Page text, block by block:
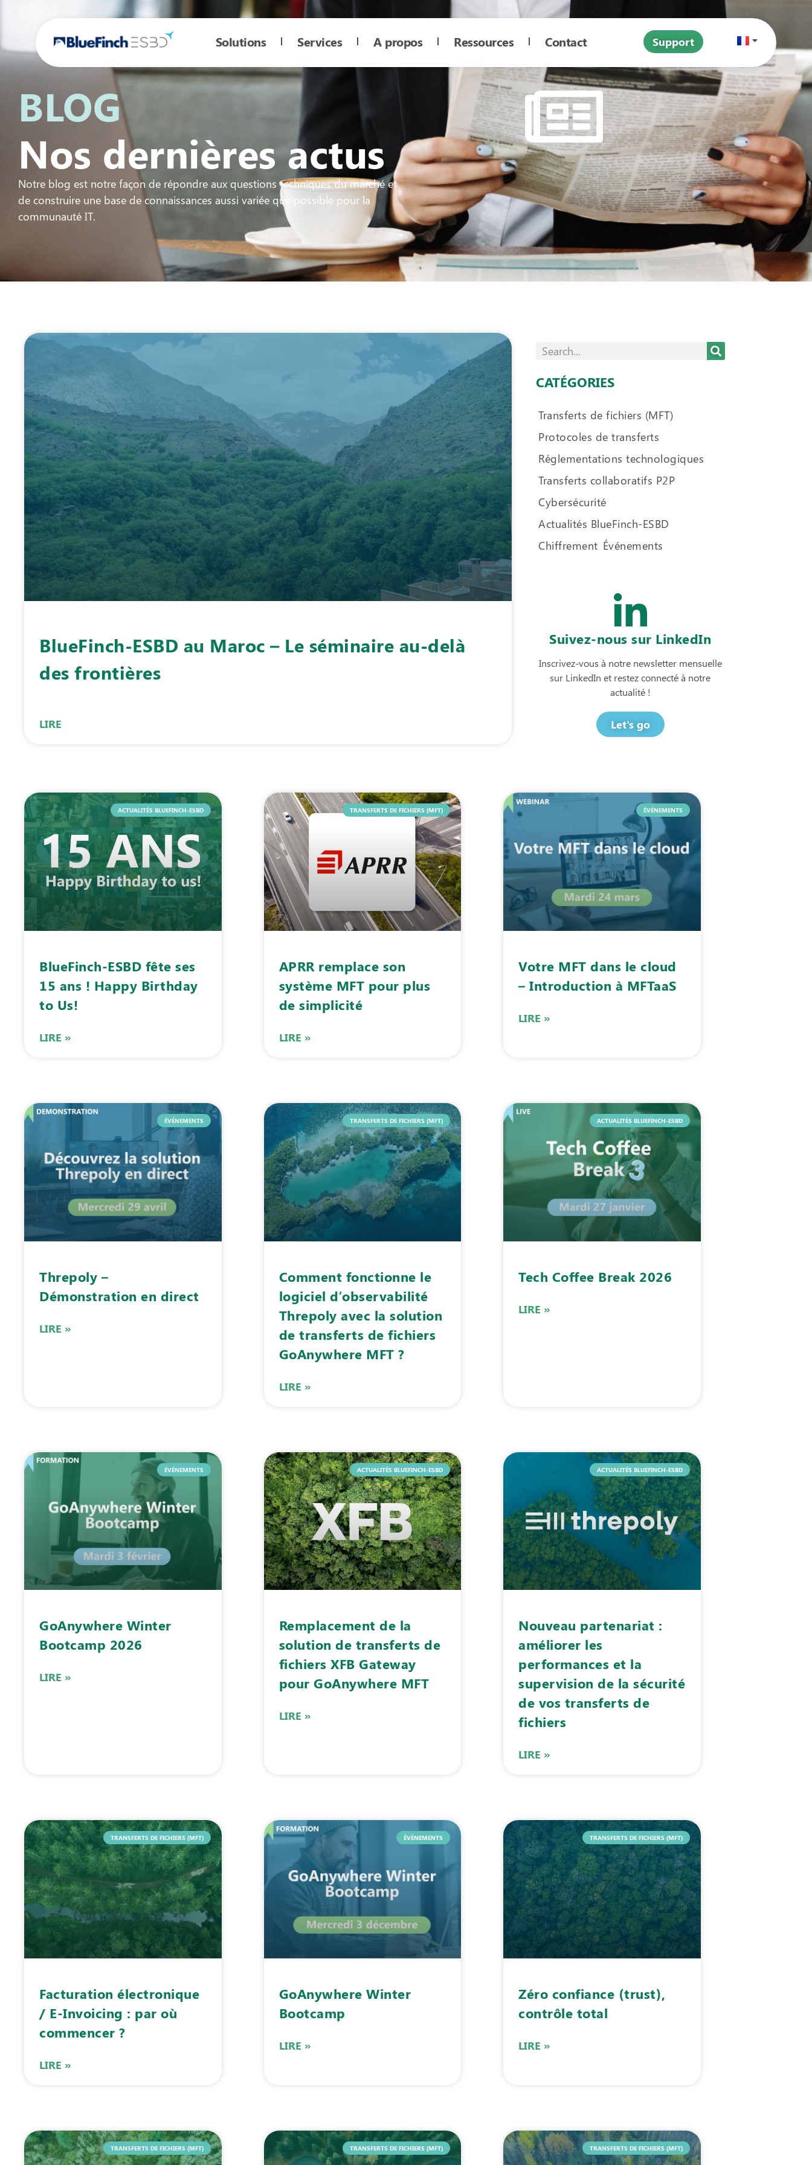
Solutions Services A propos Ressources Contact Support
BLOG
Nos dernières actus
Notre blog est notre façon de répondre aux questions techniques du marché et
de construire une base de connaissances aussi variée que possible pour la
communauté IT.
BlueFinch-ESBD au Maroc – Le séminaire au-delà
des frontières
LIRE
CATÉGORIES
Transferts de fichiers (MFT)
Protocoles de transferts
Réglementations technologiques
Transferts collaboratifs P2P
Cybersécurité
Actualités BlueFinch-ESBD
Chiffrement Événements
Suivez-nous sur LinkedIn
Inscrivez-vous à notre newsletter mensuelle
sur LinkedIn et restez connecté à notre
actualité !
Let's go
ACTUALITÉS BLUEFINCH-ESBD
BlueFinch-ESBD fête ses
15 ans ! Happy Birthday
to Us!
LIRE »
TRANSFERTS DE FICHIERS (MFT)
APRR remplace son
système MFT pour plus
de simplicité
LIRE »
ÉVÉNEMENTS
Votre MFT dans le cloud
– Introduction à MFTaaS
LIRE »
ÉVÉNEMENTS
Threpoly –
Démonstration en direct
LIRE »
TRANSFERTS DE FICHIERS (MFT)
Comment fonctionne le
logiciel d’observabilité
Threpoly avec la solution
de transferts de fichiers
GoAnywhere MFT ?
LIRE »
ACTUALITÉS BLUEFINCH-ESBD
Tech Coffee Break 2026
LIRE »
ÉVÉNEMENTS
GoAnywhere Winter
Bootcamp 2026
LIRE »
ACTUALITÉS BLUEFINCH-ESBD
Remplacement de la
solution de transferts de
fichiers XFB Gateway
pour GoAnywhere MFT
LIRE »
ACTUALITÉS BLUEFINCH-ESBD
Nouveau partenariat :
améliorer les
performances et la
supervision de la sécurité
de vos transferts de
fichiers
LIRE »
TRANSFERTS DE FICHIERS (MFT)
Facturation électronique
/ E-Invoicing : par où
commencer ?
LIRE »
ÉVÉNEMENTS
GoAnywhere Winter
Bootcamp
LIRE »
TRANSFERTS DE FICHIERS (MFT)
Zéro confiance (trust),
contrôle total
LIRE »
TRANSFERTS DE FICHIERS (MFT) TRANSFERTS DE FICHIERS (MFT) TRANSFERTS DE FICHIERS (MFT)